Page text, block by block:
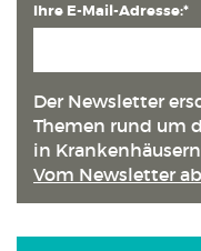
Ihre E-Mail-Adresse:*
Der Newsletter
Themen rund um
in
Vom Newsletter